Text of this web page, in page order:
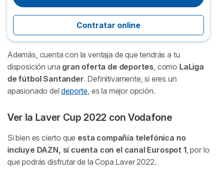
Contratar online
Además, cuenta con la ventaja de que tendrás a tu
disposición una gran oferta de deportes , como LaLiga
de fútbol Santander. Definitivamente, si eres un
apasionado deldeporte , es la mejor opción.
Ver la Laver Cup 2022 con Vodafone
Si bien es cierto que esta compañía telefónica no
incluye DAZN, sí cuenta con el canal Eurospot 1, por lo
que podrás disfrutar de la Copa Laver 2022.